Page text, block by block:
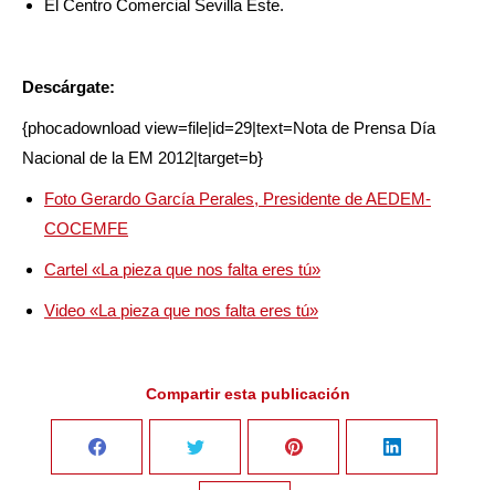
El Centro Comercial Sevilla Este.
Descárgate:
{phocadownload view=file|id=29|text=Nota de Prensa Día
Nacional de la EM 2012|target=b}
Foto Gerardo García Perales, Presidente de AEDEM-
COCEMFE
Cartel «La pieza que nos falta eres tú»
Video «La pieza que nos falta eres tú»
Compartir esta publicación
Share Share Share